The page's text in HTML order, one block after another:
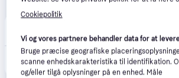
5 kr. fragt ,1-2 dage
ghd Helios Hairdryer White
Eller 3
Cookiepolitik
Vi og vores partnere behandler data for at
Bruge præcise geografiske
scanne enhedskarakteristika til identifikation.
og/eller tilgå oplysninger på en enhed. Måle